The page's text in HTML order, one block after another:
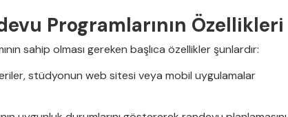
Programlarının Özellikleri
sahip olması gereken başlıca özellikler şunlardır:
stüdyonun web sitesi veya mobil uygulamalar